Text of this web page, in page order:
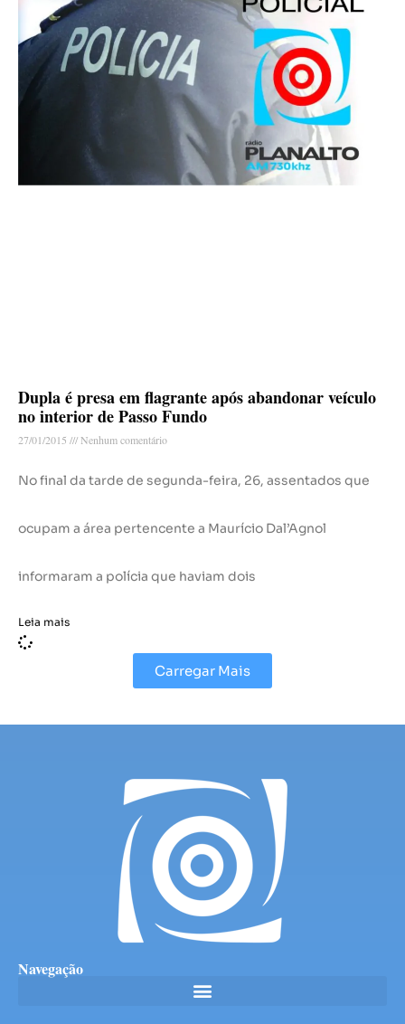
Dupla é presa em flagrante após abandonar veículo
no interior de Passo Fundo
27/01/2015 Nenhum comentário
No final da tarde de segunda-feira, 26, assentados que
ocupam a área pertencente a Maurício Dal’Agnol
informaram a polícia que haviam dois
Leia mais
Carregar Mais
Navegação